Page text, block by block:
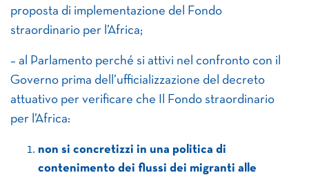
proposta di implementazione del Fondo
straordinario per l’Africa;
– al Parlamento perché si attivi nel confronto con il
Governo prima dell’ufficializzazione del decreto
attuativo per verificare che Il Fondo straordinario
per l’Africa:
non si concretizzi in una politica di
contenimento dei flussi dei migranti alle